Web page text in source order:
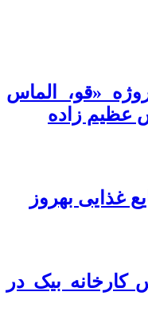
«قو، الماس
عظیم زاده
غذایی بهروز
بیک در